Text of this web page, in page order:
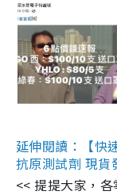
延伸閱讀：【快
抗原測試劑 現貨
<< 提提大家，